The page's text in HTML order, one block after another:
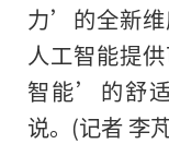
力’的全新维
人工智能提
智能’的舒
说。(记者 李